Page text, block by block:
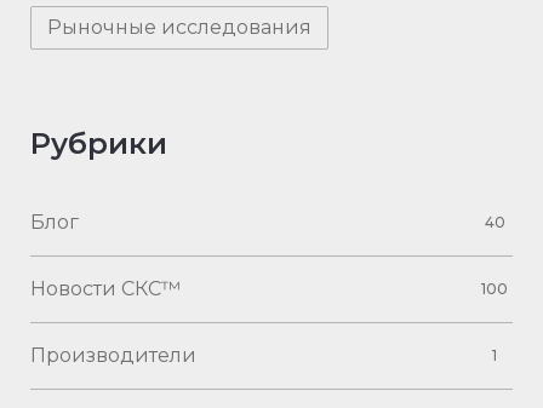
Рыночные исследования
Рубрики
Блог 40
Новости СКС™ 100
Производители 1